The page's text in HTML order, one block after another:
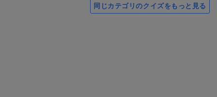
同じカテゴリのクイズをもっと見る